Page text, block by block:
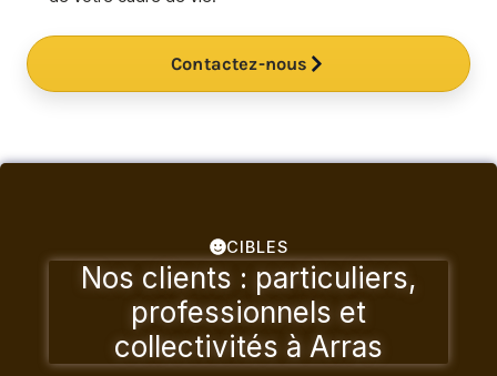
Contactez-nous
CIBLES
Nos clients : particuliers,
professionnels et
collectivités à Arras